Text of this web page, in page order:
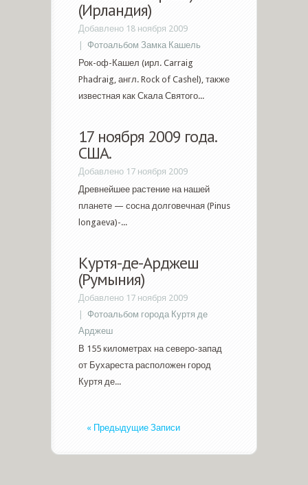
(Ирландия)
Добавлено 18 ноября 2009
| Фотоальбом Замка Кашель
Рок-оф-Кашел (ирл. Carraig
Phadraig, англ. Rock of Cashel), также
известная как Скала Святого...
17 ноября 2009 года.
США.
Добавлено 17 ноября 2009
Древнейшее растение на нашей
планете — сосна долговечная (Pinus
longaeva)-...
Куртя-де-Арджеш
(Румыния)
Добавлено 17 ноября 2009
| Фотоальбом города Куртя де
Арджеш
В 155 километрах на северо-запад
от Бухареста расположен город
Куртя де...
« Предыдущие Записи